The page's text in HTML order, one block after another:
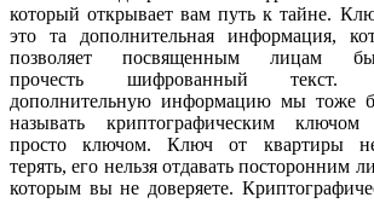
который открывает вам путь к тайне.
это та дополнительная информация,
позволяет посвященным лицам
прочесть шифрованный текст.
дополнительную информацию мы тоже
называть криптографическим
просто ключом. Ключ от квартиры
терять, его нельзя отдавать посторонним
которым вы не доверяете.